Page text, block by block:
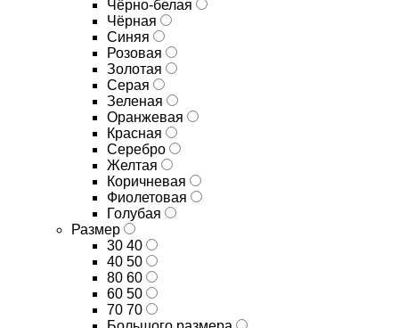
Чёрно-белая
Чёрная
Синяя
Розовая
Золотая
Серая
Зеленая
Оранжевая
Красная
Серебро
Желтая
Коричневая
Фиолетовая
Голубая
Размер
30 40
40 50
80 60
60 50
70 70